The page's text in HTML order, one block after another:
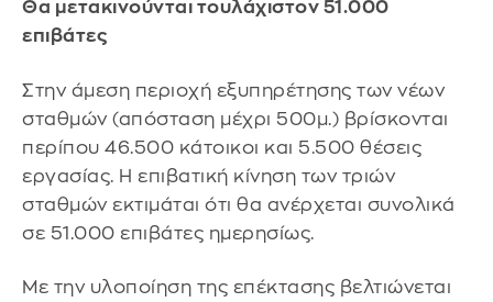
Θα μετακινούνται τουλάχιστον 51.000
επιβάτες
Στην άμεση περιοχή εξυπηρέτησης των νέων
σταθμών (απόσταση μέχρι 500μ.) βρίσκονται
περίπου 46.500 κάτοικοι και 5.500 θέσεις
εργασίας. Η επιβατική κίνηση των τριών
σταθμών εκτιμάται ότι θα ανέρχεται συνολικά
σε 51.000 επιβάτες ημερησίως.
Με την υλοποίηση της επέκτασης βελτιώνεται